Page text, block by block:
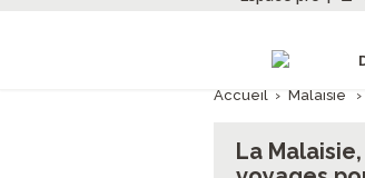
Accueil › Malaisie ›
La